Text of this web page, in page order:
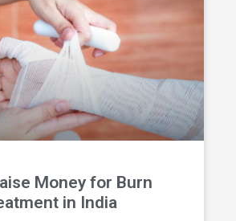
Money for Burn
in India